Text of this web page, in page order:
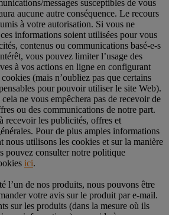
messages susceptibles de vous
aucune autre conséquence. Le recours
à votre autorisation. Si vous ne
informations soient utilisées pour vous
contenus ou communications basé-e-s
vous pouvez limiter l’usage des
à vos actions en ligne en configurant
(mais n’oubliez pas que certains
pour pouvoir utiliser le site Web).
ne vous empêchera pas de recevoir de
ou des communications de notre part.
recevoir les publicités, offres et
Pour de plus amples informations
nous utilisons les cookies et sur la manière
pouvez consulter notre politique
ici.
l’un de nos produits, nous pouvons être
votre avis sur le produit par e-mail.
sur les produits (dans la mesure où ils